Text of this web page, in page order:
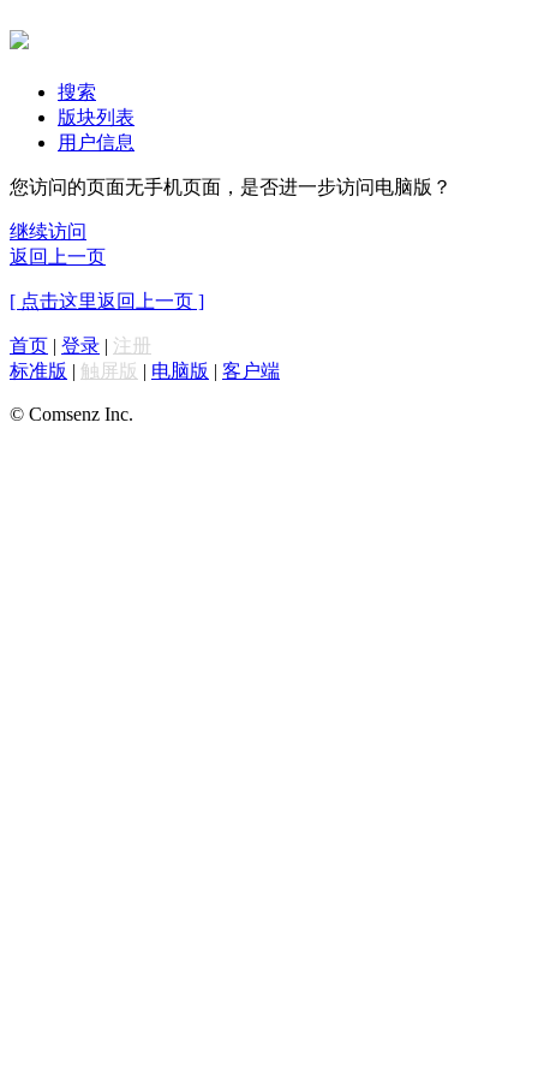
搜索
版块列表
用户信息
您访问的页面无手机页面，是否进一步访问电脑版？
继续访问
返回上一页
[ 点击这里返回上一页 ]
首页 | 登录 | 注册
标准版 | 触屏版 | 电脑版 | 客户端
© Comsenz Inc.